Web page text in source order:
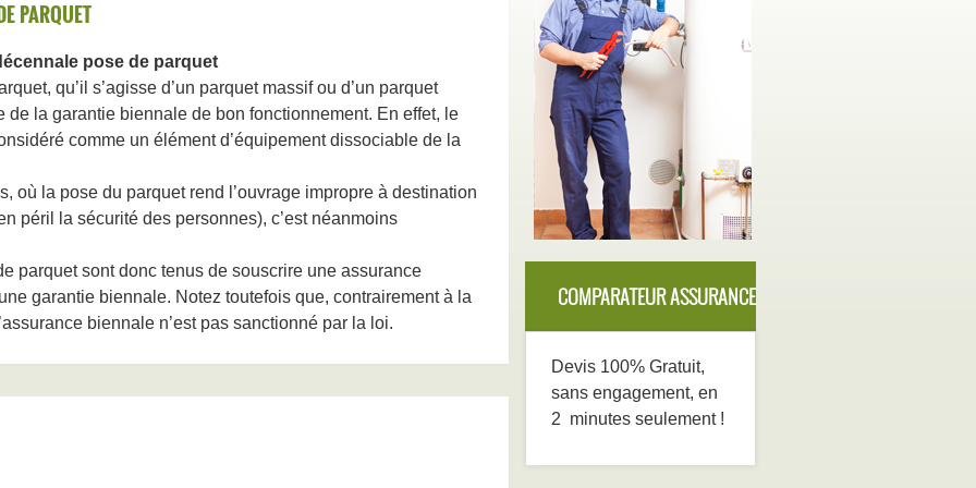
PARQUET
pose de parquet
qu’il s’agisse d’un parquet massif ou d’un parquet
de la garantie biennale de bon fonctionnement. En effet, le
comme un élément d’équipement dissociable de la
où la pose du parquet rend l’ouvrage impropre à destination
péril la sécurité des personnes), c’est néanmoins
parquet sont donc tenus de souscrire une assurance
garantie biennale. Notez toutefois que, contrairement à la
biennale n’est pas sanctionné par la loi.
COMPARATEUR ASSURANCE
DECENNALE
Devis 100% Gratuit,
sans engagement, en
2 minutes seulement !